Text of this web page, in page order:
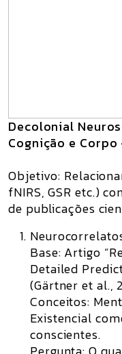
Decolonial
Cognição e
Objetivo:
fNIRS, GSR etc.)
de publicações
Base: Artigo
Detailed
(Gärtner et al.,
Conceitos:
Existencial
conscientes.